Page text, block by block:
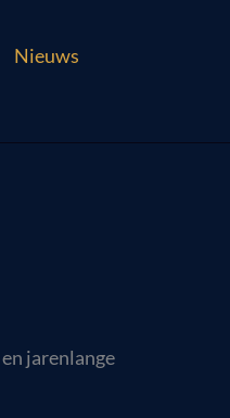
Nieuws
jarenlange